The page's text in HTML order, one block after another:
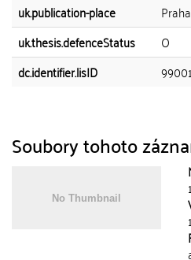
uk.publication-place
Praha
uk.thesis.defenceStatus
O
dc.identifier.lisID
Soubory tohoto